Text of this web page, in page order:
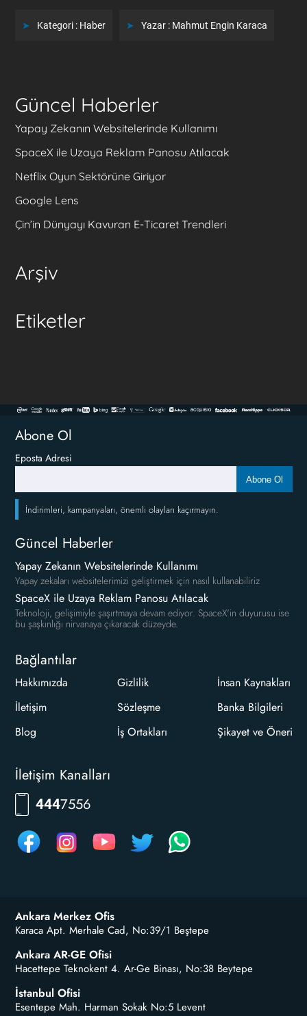
Kategori : Haber Yazar : Mahmut Engin Karaca
Güncel Haberler
Yapay Zekanın Websitelerinde Kullanımı
SpaceX ile Uzaya Reklam Panosu Atılacak
Netflix Oyun Sektörüne Giriyor
Google Lens
Çin’in Dünyayı Kavuran E-Ticaret Trendleri
Arşiv
Etiketler
Abone Ol
Eposta Adresi
Abone Ol
İndirimleri, kampanyaları, önemli olayları kaçırmayın.
Güncel Haberler
Yapay Zekanın Websitelerinde Kullanımı
Yapay zekaları websitelerimizi geliştirmek için nasıl kullanabiliriz
SpaceX ile Uzaya Reklam Panosu Atılacak
Teknoloji, gelişimiyle şaşırtmaya devam ediyor. SpaceX'in duyurusu ise
bu şaşkınlığı nirvanaya çıkaracak düzeyde.
Bağlantılar
Hakkımızda
İletişim
Blog
Gizlilik
Sözleşme
İş Ortakları
İnsan Kaynakları
Banka Bilgileri
Şikayet ve Öneri
İletişim Kanalları
444RKLM
Ankara Merkez Ofis
Karaca Apt. Merhale Cad, No:39/1 Beştepe
Ankara AR-GE Ofisi
Hacettepe Teknokent 4. Ar-Ge Binası, No:38 Beytepe
İstanbul Ofisi
Esentepe Mah. Harman Sokak No:5 Levent